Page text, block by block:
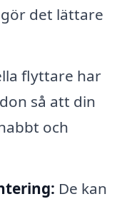
det lättare
flyttare har
så att din
och
De kan